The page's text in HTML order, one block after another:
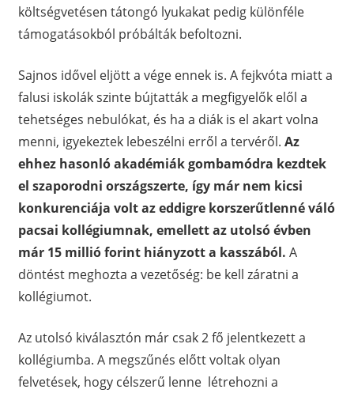
költségvetésen tátongó lyukakat pedig különféle
támogatásokból próbálták befoltozni.
Sajnos idővel eljött a vége ennek is. A fejkvóta miatt a
falusi iskolák szinte bújtatták a megfigyelők elől a
tehetséges nebulókat, és ha a diák is el akart volna
menni, igyekeztek lebeszélni erről a tervéről. Az
ehhez hasonló akadémiák gombamódra kezdtek
el szaporodni országszerte, így már nem kicsi
konkurenciája volt az eddigre korszerűtlenné váló
pacsai kollégiumnak, emellett az utolsó évben
már 15 millió forint hiányzott a kasszából. A
döntést meghozta a vezetőség: be kell záratni a
kollégiumot.
Az utolsó kiválasztón már csak 2 fő jelentkezett a
kollégiumba. A megszűnés előtt voltak olyan
felvetések, hogy célszerű lenne létrehozni a